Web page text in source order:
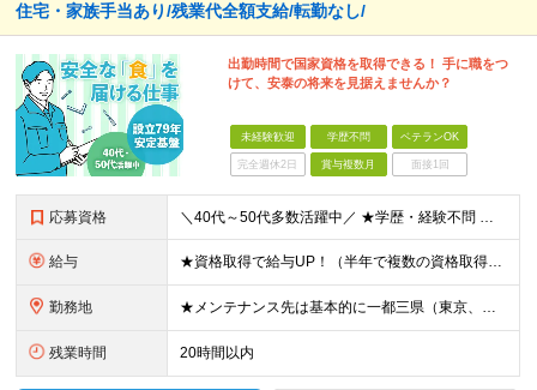
住宅・家族手当あり/残業代全額支給/転勤なし/
出勤時間で国家資格を取得できる！ 手に職をつ
けて、安泰の将来を見据えませんか？
未経験歓迎 学歴不問 ベテランOK
完全週休2日 賞与複数月 面接1回
応募資格 ＼40代～50代多数活躍中／ ★学歴・経験不問 ★普通自動車免許（AT限定可） 《こんな方は特にオススメ！》 ◆とりあえず「やってみよう！」という姿勢がある方 ◆柔軟性がある方 ◆コツコツ作業をする
給与 ★資格取得で給与UP！（半年で複数の資格取得実績あり） ★住宅手当1.5万円＋賞与年2回あり＋残業代全額別途支給 ★家族手当（配偶者：月3000円、子供1人：月2000円）あり！ 【未経験者】 月給
勤務地 ★メンテナンス先は基本的に一都三県（東京、千葉、神奈川、埼玉）が中心 ★直行・直帰・自転車通勤もOK！ ★東急大井町線・都営浅草線「中延駅」より徒歩3分！ ★駅前には美味しい中華屋やラーメン屋など沢山
残業時間 20時間以内